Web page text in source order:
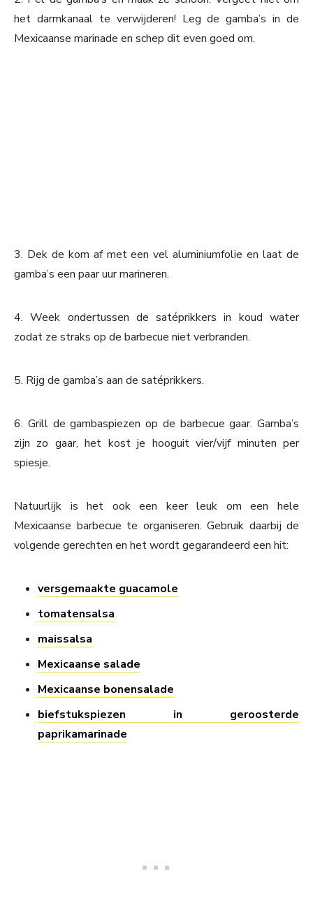
het darmkanaal te verwijderen! Leg de gamba’s in de
Mexicaanse marinade en schep dit even goed om.
3. Dek de kom af met een vel aluminiumfolie en laat de
gamba’s een paar uur marineren.
4. Week ondertussen de satéprikkers in koud water
zodat ze straks op de barbecue niet verbranden.
5. Rijg de gamba’s aan de satéprikkers.
6. Grill de gambaspiezen op de barbecue gaar. Gamba’s
zijn zo gaar, het kost je hooguit vier/vijf minuten per
spiesje.
Natuurlijk is het ook een keer leuk om een hele
Mexicaanse barbecue te organiseren. Gebruik daarbij de
volgende gerechten en het wordt gegarandeerd een hit:
versgemaakte guacamole
tomatensalsa
maissalsa
Mexicaanse salade
Mexicaanse bonensalade
biefstukspiezen in geroosterde
paprikamarinade